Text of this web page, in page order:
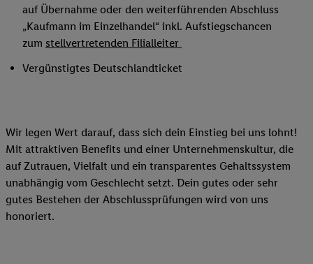
auf Übernahme oder den weiterführenden Abschluss
„Kaufmann im Einzelhandel“ inkl. Aufstiegschancen
zum stellvertretenden Filialleiter
Vergünstigtes Deutschlandticket
Wir legen Wert darauf, dass sich dein Einstieg bei uns lohnt!
Mit attraktiven Benefits und einer Unternehmenskultur, die
auf Zutrauen, Vielfalt und ein transparentes Gehaltssystem
unabhängig vom Geschlecht setzt. Dein gutes oder sehr
gutes Bestehen der Abschlussprüfungen wird von uns
honoriert.